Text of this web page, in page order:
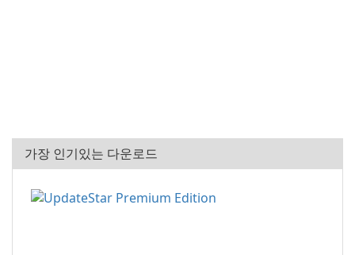
가장 인기있는 다운로드